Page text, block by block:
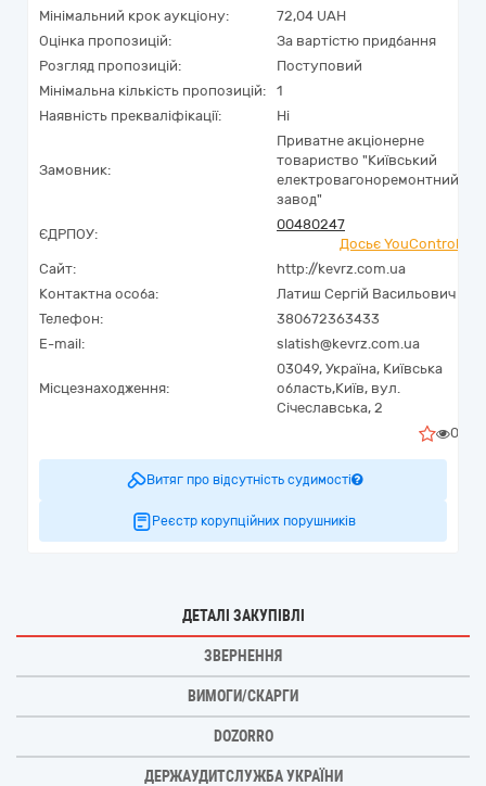
Мінімальний крок аукціону:
72,04 UAH
Оцінка пропозицій:
За вартістю придбання
Розгляд пропозицій:
Поступовий
Мінімальна кількість пропозицій:
1
Наявність прекваліфікації:
Ні
Замовник:
Приватне акціонерне
товариство "Київський
електровагоноремонтний
завод"
ЄДРПОУ:
00480247
Досьє YouControl
Сайт:
http://kevrz.com.ua
Контактна особа:
Латиш Сергій Васильович
Телефон:
380672363433
E-mail:
slatish@kevrz.com.ua
Місцезнаходження:
03049, Україна, Київська
область,Київ, вул.
Січеславська, 2
0
Витяг про відсутність судимості
Реєстр корупційних порушників
ДЕТАЛІ ЗАКУПІВЛІ
ЗВЕРНЕННЯ
ВИМОГИ/СКАРГИ
DOZORRO
ДЕРЖАУДИТСЛУЖБА УКРАЇНИ